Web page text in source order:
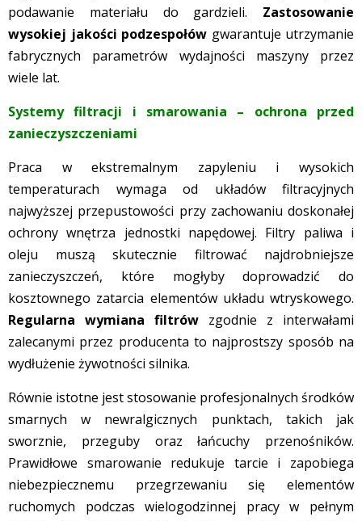
podawanie materiału do gardzieli. Zastosowanie
wysokiej jakości podzespołów gwarantuje utrzymanie
fabrycznych parametrów wydajności maszyny przez
wiele lat.
Systemy filtracji i smarowania – ochrona przed
zanieczyszczeniami
Praca w ekstremalnym zapyleniu i wysokich
temperaturach wymaga od układów filtracyjnych
najwyższej przepustowości przy zachowaniu doskonałej
ochrony wnętrza jednostki napędowej. Filtry paliwa i
oleju muszą skutecznie filtrować najdrobniejsze
zanieczyszczeń, które mogłyby doprowadzić do
kosztownego zatarcia elementów układu wtryskowego.
Regularna wymiana filtrów zgodnie z interwałami
zalecanymi przez producenta to najprostszy sposób na
wydłużenie żywotności silnika.
Równie istotne jest stosowanie profesjonalnych środków
smarnych w newralgicznych punktach, takich jak
sworznie, przeguby oraz łańcuchy przenośników.
Prawidłowe smarowanie redukuje tarcie i zapobiega
niebezpiecznemu przegrzewaniu się elementów
ruchomych podczas wielogodzinnej pracy w pełnym